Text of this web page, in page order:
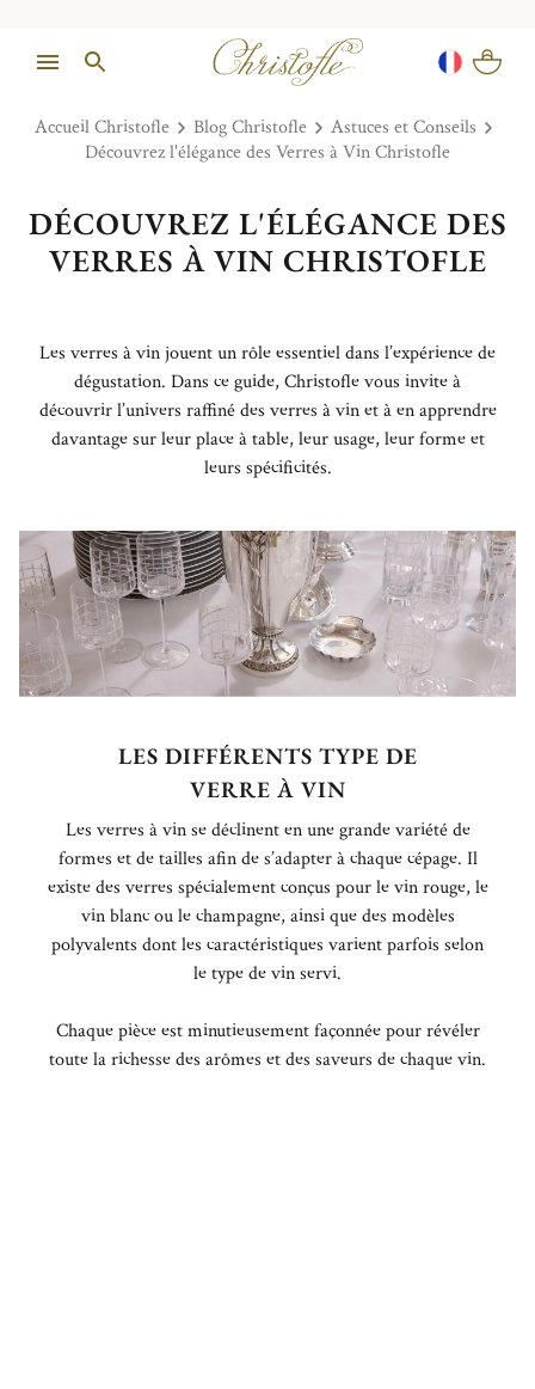
Accueil Christofle Blog Christofle
Astuces et Conseils
Découvrez l'élégance des Verres à Vin Christofle
DÉCOUVREZ L'ÉLÉGANCE DES
VERRES À VIN CHRISTOFLE
Les verres à vin jouent un rôle essentiel dans l’expérience de
dégustation. Dans ce guide, Christofle vous invite à
découvrir l’univers raffiné des verres à vin et à en apprendre
davantage sur leur place à table, leur usage, leur forme et
leurs spécificités.
LES DIFFÉRENTS TYPE DE
VERRE À VIN
Les verres à vin se déclinent en une grande variété de
formes et de tailles afin de s’adapter à chaque cépage. Il
existe des verres spécialement conçus pour le vin rouge, le
vin blanc ou le champagne, ainsi que des modèles
polyvalents dont les caractéristiques varient parfois selon
le type de vin servi.
Chaque pièce est minutieusement façonnée pour révéler
toute la richesse des arômes et des saveurs de chaque vin.